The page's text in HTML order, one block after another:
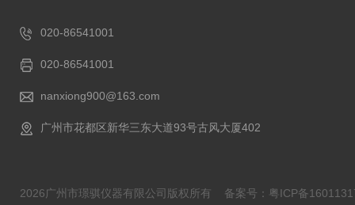
020-86541001
020-86541001
nanxiong900@163.com
广州市花都区新华三东大道93号古风大厦402
2026广州市璟骐仪器有限公司版权所有 备案号：粤ICP备